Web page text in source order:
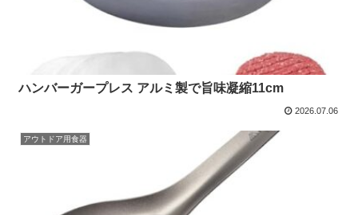
ハンバーガープレス アルミ製で旨味凝縮11cm
2026.07.06
アウトドア用食器